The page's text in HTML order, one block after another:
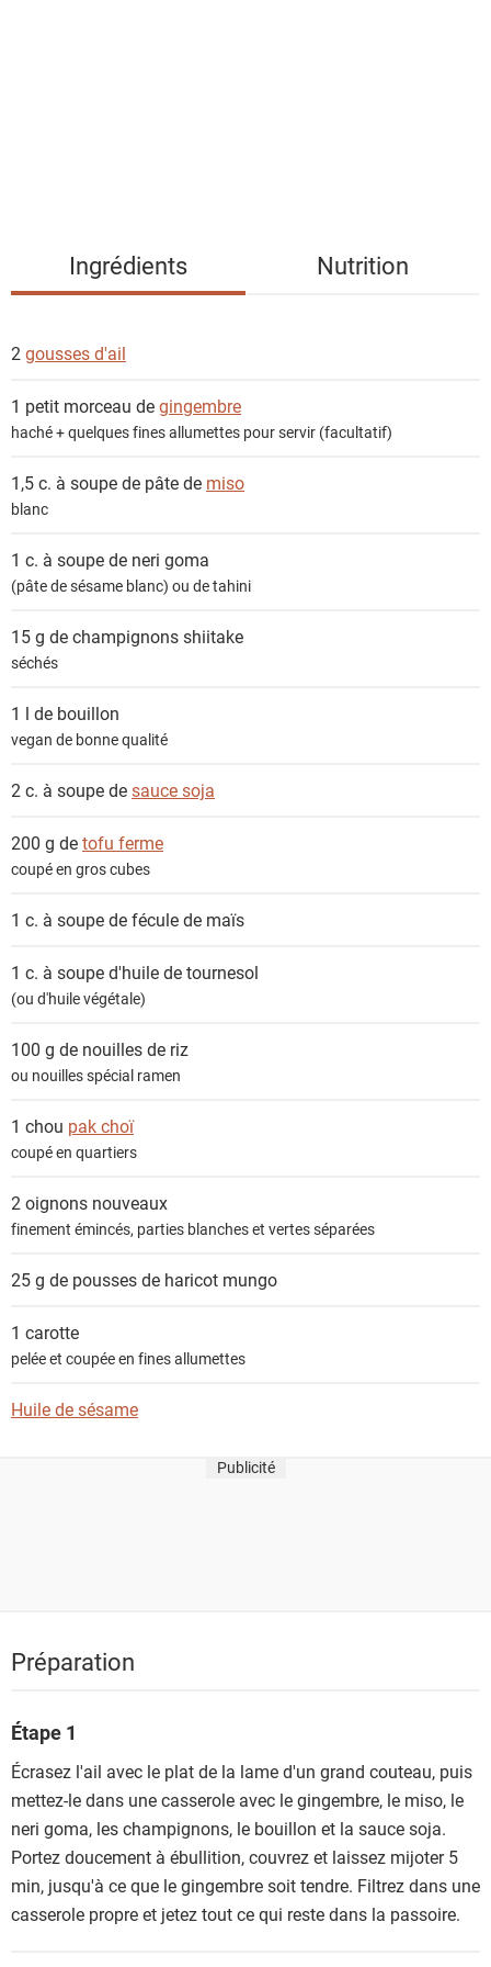
i
n
s
Ingrédients Nutrition
2 gousses d'ail
1 petit morceau degingembre
haché + quelques fines allumettes pour servir (facultatif)
1,5 c. à soupe de pâte de miso
blanc
1 c. à soupe de neri goma
(pâte de sésame blanc) ou de tahini
15 g dechampignons shiitake
séchés
1 l de bouillon
vegan de bonne qualité
2 c. à soupe desauce soja
200 g detofu ferme
coupé en gros cubes
1 c. à soupe defécule de maïs
1 c. à souped'huile de tournesol
(ou d'huile végétale)
100 g de nouilles de riz
ou nouilles spécial ramen
1 chou pak choï
coupé en quartiers
2 oignons nouveaux
finement émincés, parties blanches et vertes séparées
25 g de pousses de haricot mungo
1 carotte
pelée et coupée en fines allumettes
Huile de sésame
Publicité
Préparation
Étape 1
Écrasez l'ail avec le plat de la lame d'un grand couteau, puis
mettez-le dans une casserole avec le gingembre, le miso, le
neri goma, les champignons, le bouillon et la sauce soja.
Portez doucement à ébullition, couvrez et laissez mijoter 5
min, jusqu'à ce que le gingembre soit tendre. Filtrez dans une
casserole propre et jetez tout ce qui reste dans la passoire.